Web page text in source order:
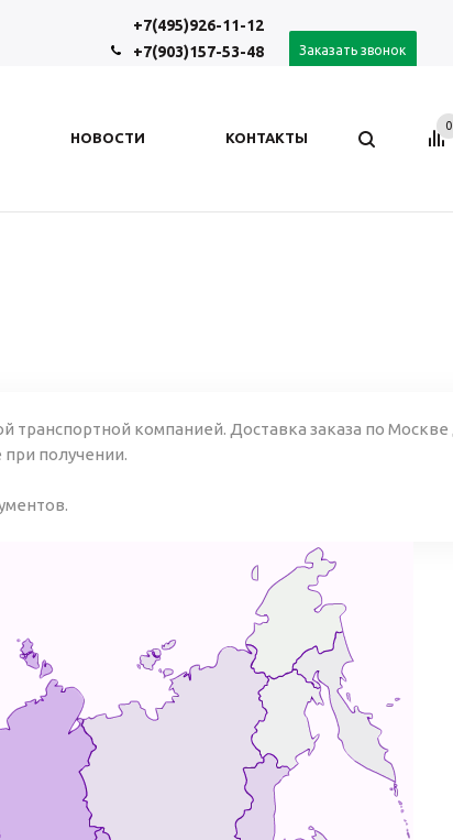
+7(495)926-11-12
+7(903)157-53-48
Заказать звонок
НОВОСТИ КОНТАКТЫ
0
транспортной компанией. Доставка заказа по Москве
при получении.